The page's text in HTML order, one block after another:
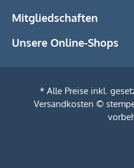
Mitgliedschaften
Unsere Online-Shops
* Alle Preise inkl.
Versandkosten ©